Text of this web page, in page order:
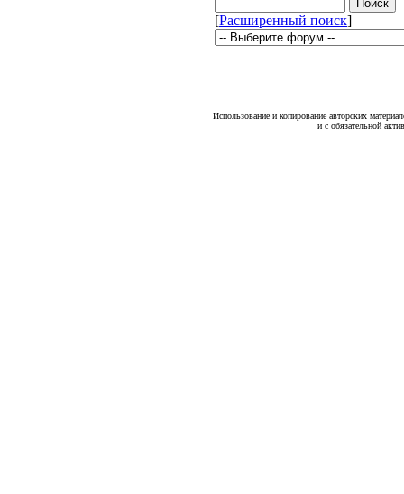
[Расширенный поиск]
Использование и копирование авторских
и с обязательной